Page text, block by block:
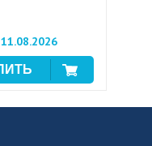
11.08.2026